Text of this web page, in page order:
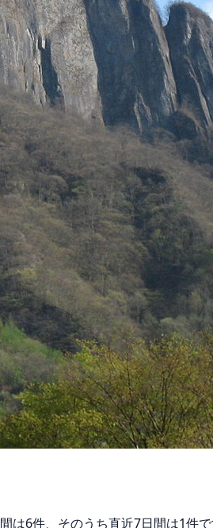
6件、そのうち直近7日間は1件